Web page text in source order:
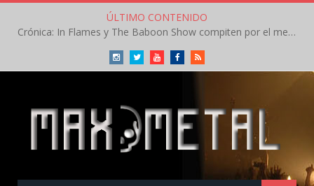
ÚLTIMO CONTENIDO
Crónica: In Flames y The Baboon Show compiten por el mejor concierto del día en el Leyendas del Rock – Viernes – Agosto 2026
InstagramTwitterYoutubeFacebookRSS